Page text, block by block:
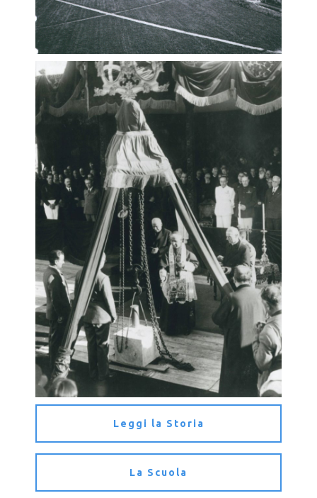
Leggi la Storia
La Scuola